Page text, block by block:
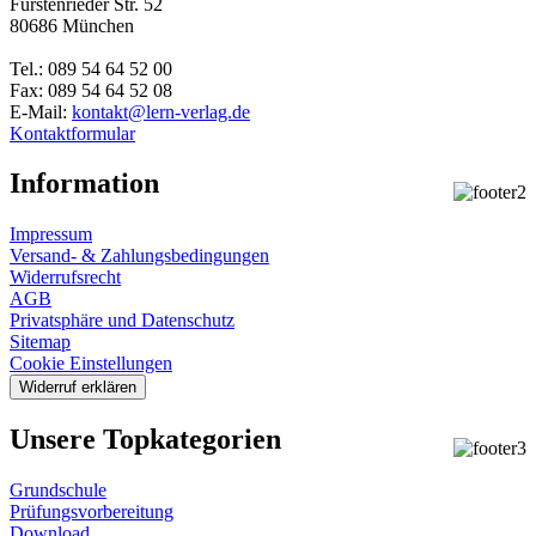
80686 München
Tel.: 089 54 64 52 00
Fax: 089 54 64 52 08
E-Mail: kontakt@lern-verlag.de
Kontaktformular
Information
Impressum
Versand- & Zahlungsbedingungen
Widerrufsrecht
AGB
Privatsphäre und Datenschutz
Sitemap
Cookie Einstellungen
Widerruf erklären
Unsere Topkategorien
Grundschule
Prüfungsvorbereitung